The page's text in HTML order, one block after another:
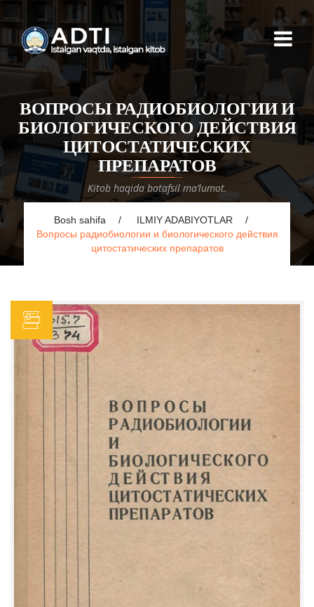
ВОПРОСЫ РАДИОБИОЛОГИИ И
БИОЛОГИЧЕСКОГО ДЕЙСТВИЯ
ЦИТОСТАТИЧЕСКИХ
ПРЕПАРАТОВ
Kitob haqida batafsil ma’lumot.
Bosh sahifa
ILMIY ADABIYOTLAR
Вопросы радиобиологии и биологического действия
цитостатических препаратов